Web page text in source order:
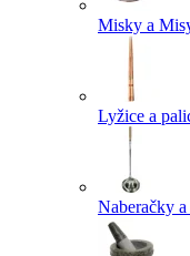
Misky a
Lyžice a
Naberačky